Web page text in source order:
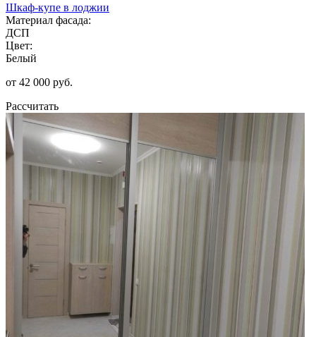
Шкаф-купе в лоджии
Материал фасада:
ДСП
Цвет:
Белый
от 42 000 руб.
Рассчитать